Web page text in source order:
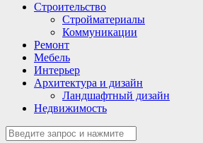
Строительство
Стройматериалы
Коммуникации
Ремонт
Мебель
Интерьер
Архитектура и дизайн
Ландшафтный дизайн
Недвижимость